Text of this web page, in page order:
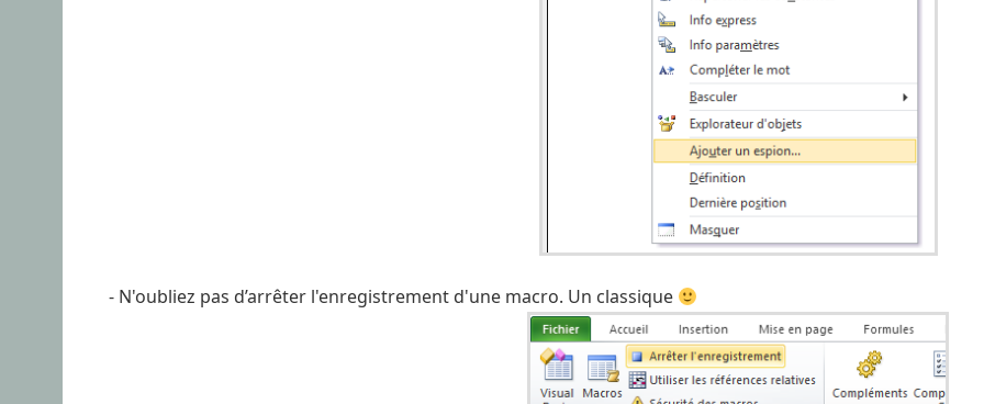
- N'oubliez pas d’arrêter l'enregistrement d'une macro. Un classique